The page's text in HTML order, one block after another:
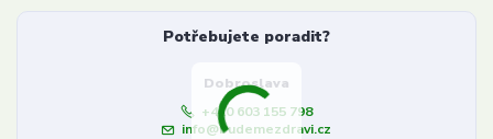
Potřebujete poradit?
Dobroslava
+420 603 155 798
info@budemezdravi.cz